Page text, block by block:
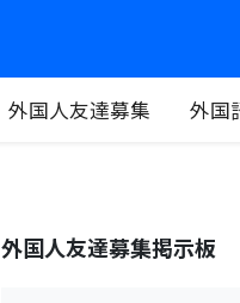
外国人友達募集 外国
外国人友達募集掲示板